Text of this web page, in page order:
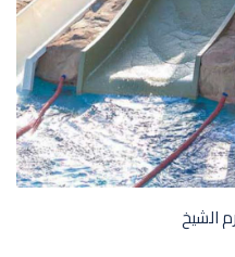
الشيخ